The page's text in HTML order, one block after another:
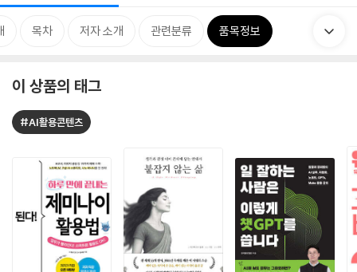
목차 저자 소개 관련분류 품목정보
이 상품의 태그
#AI활용콘텐츠